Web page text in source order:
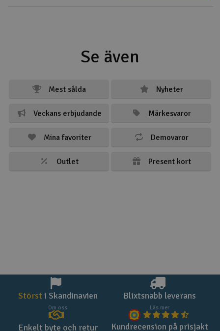
Se även
Mest sålda Nyheter
Veckans erbjudande Märkesvaror
Mina favoriter Demovaror
Outlet Present kort
Störst i Skandinavien
Om oss
Blixtsnabb leverans
Läs mer
Enkelt byte och retur Kundrecension på prisjakt